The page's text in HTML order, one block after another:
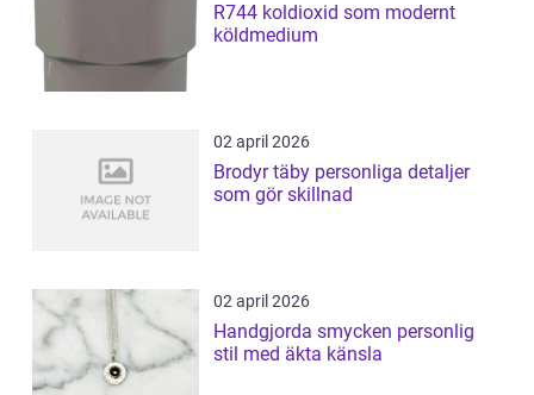
R744 koldioxid som modernt
köldmedium
02 april 2026
Brodyr täby personliga detaljer
som gör skillnad
02 april 2026
Handgjorda smycken personlig
stil med äkta känsla